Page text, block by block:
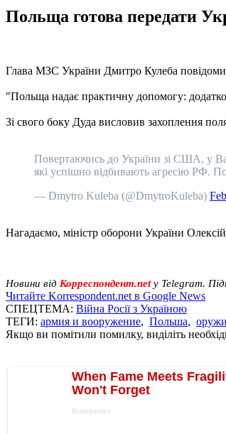
Польща готова передати
Глава МЗС України Дмитро Кулеба
"Польща надає практичну допомогу:
Зі свого боку Дуда висловив захоплення
Повертаючись до України зі США, у
які успішно відбивають агресію РФ.
— Dmytro Kuleba (@DmytroKuleba)
Нагадаємо, міністр оборони України
Новини від Корреспондент.netу Telegram.
Читайте Korrespondent.net в Google News
СПЕЦТЕМА: Війна Росії з Україною
ТЕГИ: армия и вооружение, Польша,
Якщо ви помітили помилку, виділіть